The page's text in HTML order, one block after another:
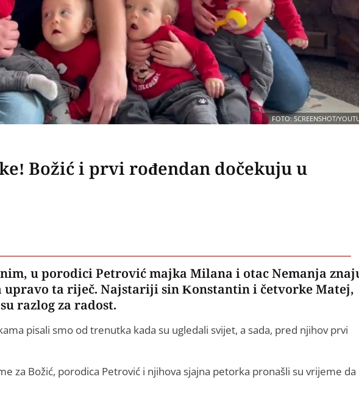
FOTO: SCREENSHOT/
Božić i prvi rođendan dočekuju u
u porodici Petrović majka Milana i otac Nemanja
upravo ta riječ. Najstariji sin Konstantin i četvorke Matej,
razlog za radost.
pisali smo od trenutka kada su ugledali svijet, a sada, pred njihov prvi
za Božić, porodica Petrović i njihova sjajna petorka pronašli su vrijeme da